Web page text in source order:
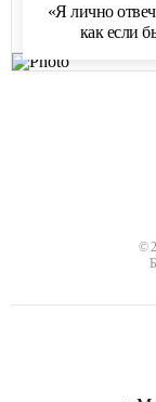
политикой
«Я лично
как если
©